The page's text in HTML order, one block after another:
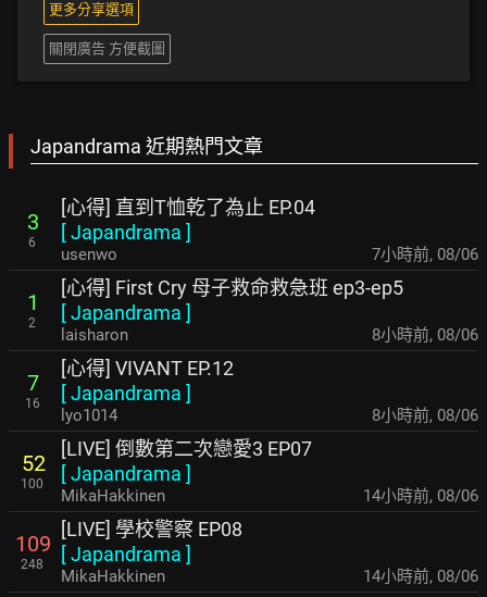
更多分享選項
關閉廣告 方便截圖
Japandrama 近期熱門文章
3
6
[心得] 直到T恤乾了為止 EP.04
[Japandrama ]
usenwo 7小時前, 08/06
1
2
[心得] First Cry 母子救命救急班 ep3-ep5
[Japandrama ]
laisharon 8小時前, 08/06
7
16
[心得] VIVANT EP.12
[Japandrama ]
lyo1014 8小時前, 08/06
52
100
[LIVE] 倒數第二次戀愛3 EP07
[Japandrama ]
MikaHakkinen 14小時前, 08/06
109
248
[LIVE] 學校警察 EP08
[Japandrama ]
MikaHakkinen 14小時前, 08/06